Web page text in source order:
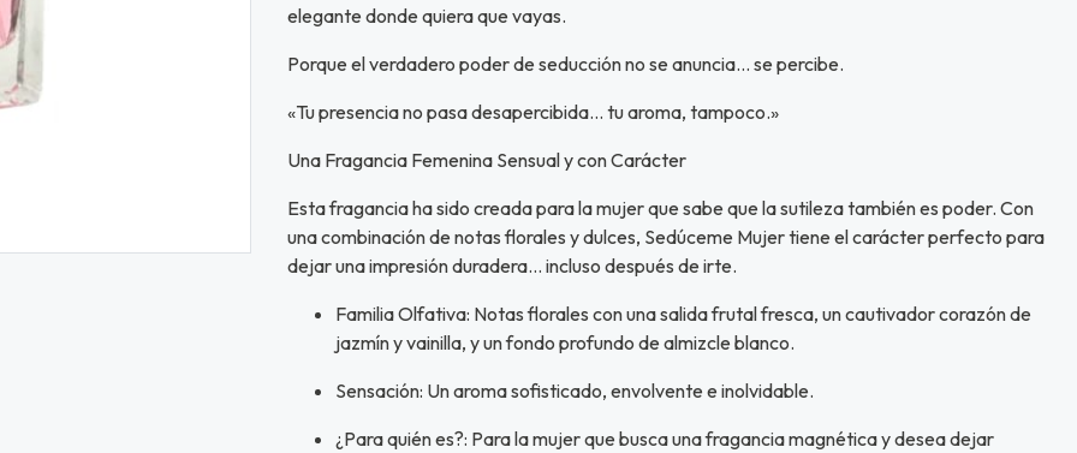
elegante donde quiera que vayas.
Porque el verdadero poder de seducción no se anuncia… se percibe.
«Tu presencia no pasa desapercibida… tu aroma, tampoco.»
Una Fragancia Femenina Sensual y con Carácter
Esta fragancia ha sido creada para la mujer que sabe que la sutileza también es poder. Con
una combinación de notas florales y dulces, Sedúceme Mujer tiene el carácter perfecto para
dejar una impresión duradera… incluso después de irte.
Familia Olfativa: Notas florales con una salida frutal fresca, un cautivador corazón de
jazmín y vainilla, y un fondo profundo de almizcle blanco.
Sensación: Un aroma sofisticado, envolvente e inolvidable.
¿Para quién es?: Para la mujer que busca una fragancia magnética y desea dejar